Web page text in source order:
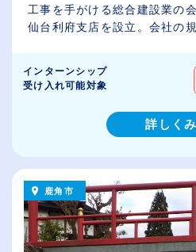
工事を手がける総合建設業の
仙台利府支店を設立。会社の
インターンシップ
受け入れ可能対象
詳しく
鹿角市